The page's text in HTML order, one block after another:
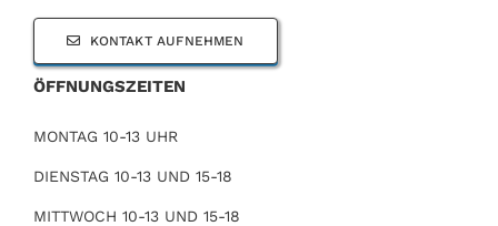
KONTAKT AUFNEHMEN
ÖFFNUNGSZEITEN
MONTAG 10-13 UHR
DIENSTAG 10-13 UND 15-18
MITTWOCH 10-13 UND 15-18